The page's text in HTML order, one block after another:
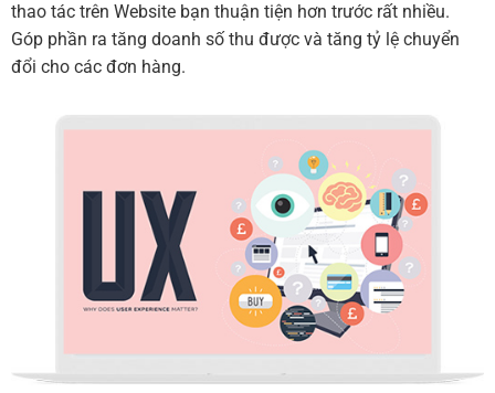
thao tác trên Website bạn thuận tiện hơn trước rất nhiều.
Góp phần ra tăng doanh số thu được và tăng tỷ lệ chuyển
đổi cho các đơn hàng.